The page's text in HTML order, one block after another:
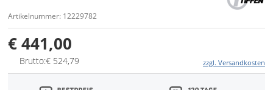
Artikelnummer: 12229782
€ 441,00
Brutto:€ 524,79 zzgl. Versandkosten